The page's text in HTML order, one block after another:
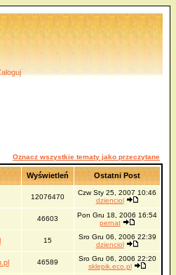
Oznacz wszystkie tematy jako przeczytane
Wyświetleń Ostatni Post
12076470
Czw Sty 25, 2007 10:46
dzienciol
46603
Pon Gru 18, 2006 16:54
pernat
15
Sro Gru 06, 2006 22:39
dzienciol
46589
Sro Gru 06, 2006 22:20
sklepik.eco.pl